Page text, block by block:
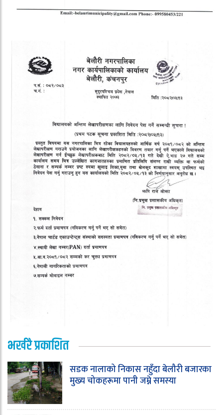
भर्खरै प्रकाशित
सडक नालाको निकास नहुँदा बेलौरी बजारका
मुख्य चोकहरूमा पानी जम्ने समस्या